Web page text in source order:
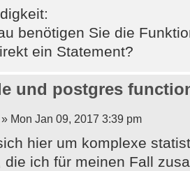
benötigen Sie die
ein Statement?
und postgres
» Mon Jan 09, 2017 3:39 pm
hier um komplexe
die ich für meinen Fall